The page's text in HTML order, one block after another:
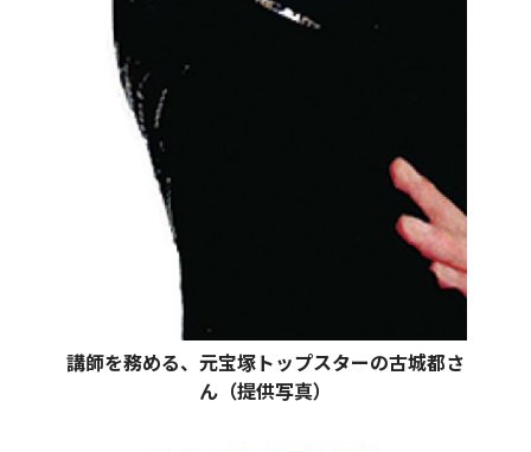
講師を務める、元宝塚トップスターの古城都さ
ん（提供写真）